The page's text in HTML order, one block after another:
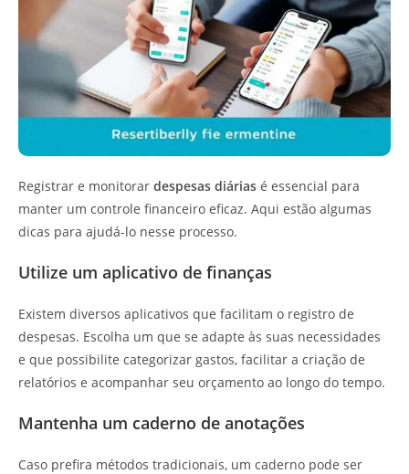
Registrar e monitorar despesas diárias é essencial para
manter um controle financeiro eficaz. Aqui estão algumas
dicas para ajudá-lo nesse processo.
Utilize um aplicativo de finanças
Existem diversos aplicativos que facilitam o registro de
despesas. Escolha um que se adapte às suas necessidades
e que possibilite categorizar gastos, facilitar a criação de
relatórios e acompanhar seu orçamento ao longo do tempo.
Mantenha um caderno de anotações
Caso prefira métodos tradicionais, um caderno pode ser